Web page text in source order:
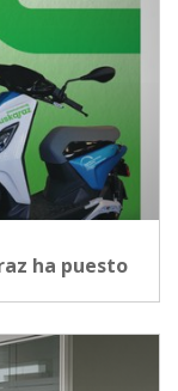
ha puesto